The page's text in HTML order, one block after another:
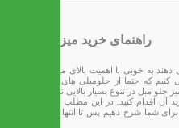
راهنمای خرید میز جلو مبل
به خوبی با اهمیت بالای میز جلوی مبل
که حتما از جلومبلی های زیبا و جذاب
جلو مبل در تنوع بسیار بالایی تولید می شود
آن اقدام کنید. در این مطلب قصد داریم تا
شما شرح دهیم پس تا انتها با ماه همراه